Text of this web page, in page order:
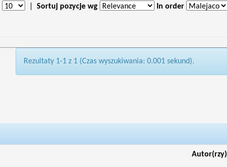
Sortuj pozycje wg In order
Rezultaty 1-1 z 1 (Czas wyszukiwania: 0.001 sekund).
Autor(rzy)